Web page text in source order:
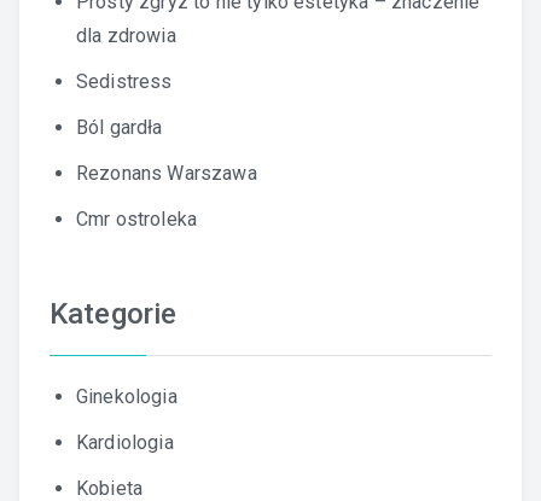
dla zdrowia
Sedistress
Ból gardła
Rezonans Warszawa
Cmr ostroleka
Kategorie
Ginekologia
Kardiologia
Kobieta